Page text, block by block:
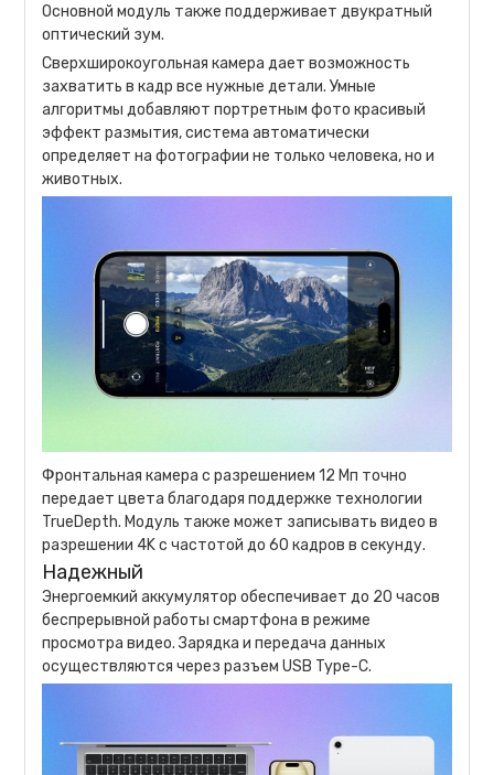
Основной модуль также поддерживает двукратный
оптический зум.
Сверхширокоугольная камера дает возможность
захватить в кадр все нужные детали. Умные
алгоритмы добавляют портретным фото красивый
эффект размытия, система автоматически
определяет на фотографии не только человека, но и
животных.
Фронтальная камера с разрешением 12 Мп точно
передает цвета благодаря поддержке технологии
TrueDepth. Модуль также может записывать видео в
разрешении 4K с частотой до 60 кадров в секунду.
Надежный
Энергоемкий аккумулятор обеспечивает до 20 часов
беспрерывной работы смартфона в режиме
просмотра видео. Зарядка и передача данных
осуществляются через разъем USB Type-C.